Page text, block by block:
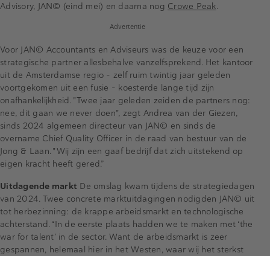
Advisory, JAN© (eind mei) en daarna nog Crowe Peak.
Advertentie
Voor JAN© Accountants en Adviseurs was de keuze voor een
strategische partner allesbehalve vanzelfsprekend. Het kantoor
uit de Amsterdamse regio – zelf ruim twintig jaar geleden
voortgekomen uit een fusie – koesterde lange tijd zijn
onafhankelijkheid. "Twee jaar geleden zeiden de partners nog:
nee, dit gaan we never doen", zegt Andrea van der Giezen,
sinds 2024 algemeen directeur van JAN© en sinds de
overname Chief Quality Officer in de raad van bestuur van de
Jong & Laan. "Wij zijn een gaaf bedrijf dat zich uitstekend op
eigen kracht heeft gered.”
Uitdagende markt De omslag kwam tijdens de strategiedagen
van 2024. Twee concrete marktuitdagingen nodigden JAN© uit
tot herbezinning: de krappe arbeidsmarkt en technologische
achterstand. “In de eerste plaats hadden we te maken met ‘the
war for talent’ in de sector. Want de arbeidsmarkt is zeer
gespannen, helemaal hier in het Westen, waar wij het sterkst